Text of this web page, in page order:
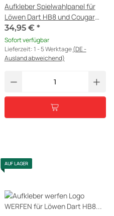
Aufkleber Spielwahlpanel für
Löwen Dart HB8 und Cougar
Dart
34,95 € *
Sofort verfügbar
Lieferzeit:1 - 5 Werktage(DE -
Ausland abweichend)
AUF LAGER